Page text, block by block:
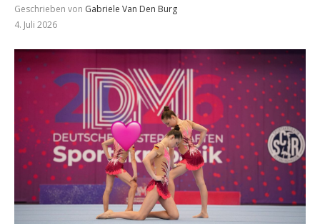
Geschrieben von Gabriele Van Den Burg
4. Juli 2026